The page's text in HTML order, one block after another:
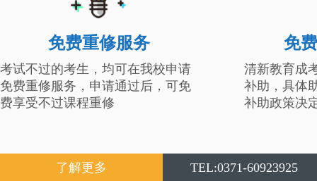
免费重修服务
考试不过的考生，均可在我校申请
免费重修服务，申请通过后，可免
费享受不过课程重修
免
清新教育成
补助，具体
补助政策决
了解更多 TEL:0371-60923925